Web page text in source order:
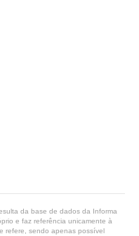
da base de dados da Informa
e faz referência unicamente à
refere, sendo apenas possível